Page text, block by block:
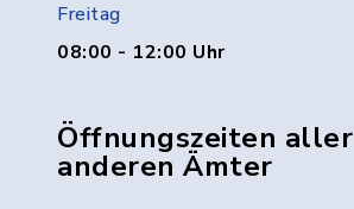
Freitag
08:00 - 12:00 Uhr
Öffnungszeiten aller
anderen Ämter